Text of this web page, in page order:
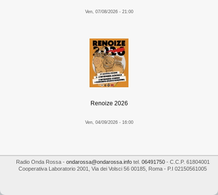
Ven, 07/08/2026 - 21:00
Renoize 2026
Ven, 04/09/2026 - 16:00
Radio Onda Rossa- ondarossa@ondarossa.infotel. 06491750- C.C.P. 61804001
Cooperativa Laboratorio 2001
Via dei Volsci 56 00185 Roma - P.I 02150561005